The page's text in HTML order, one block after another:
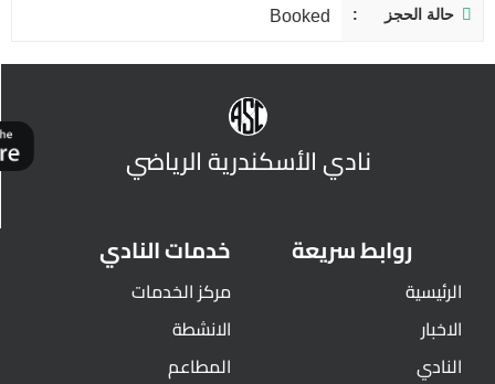
حالة الحجز Booked
نادي الأسكندرية الرياضي
روابط سريعة
الرئيسية
الاخبار
النادي
خدمات النادي
مركز الخدمات
الانشطة
المطاعم